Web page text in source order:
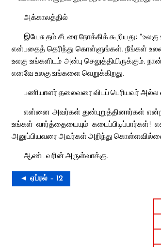
அக்காலத்தில்
இயேசு தம் சீடரை நோக்கிக் கூறியது:
என்பதைத் தெரிந்து கொள்ளுங்கள். நீங்கள்
உலகு உங்களிடம் அன்பு செலுத்தியிருக்கும்.
எனவே உலகு உங்களை வெறுக்கிறது.
பணியாளர் தலைவரை விடப் பெரியவர்
என்னை அவர்கள் துன்புறுத்தினார்கள்
உங்கள் வார்த்தையையும்
அனுப்பியவரை அவர்கள் அறிந்து
ஆண்டவரின் அருள்வாக்கு.
◄ ஏப்ரல் – 12